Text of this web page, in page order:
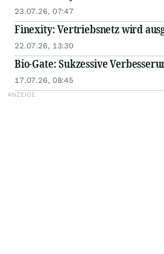
23.07.26, 07:47
Finexity: Vertriebsnetz wird
22.07.26, 13:30
Bio-Gate: Sukzessive
17.07.26, 08:45